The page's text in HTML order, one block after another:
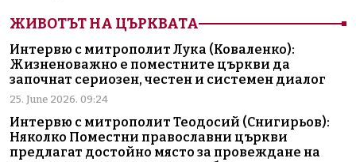
ЖИВОТЪТ НА ЦЪРКВАТА
Интервю с митрополит Лука (Коваленко):
Жизненоважно е поместните църкви да
започнат сериозен, честен и системен диалог
25. June 2026. 09:24
Интервю с митрополит Теодосий (Снигирьов):
Няколко Поместни православни църкви
предлагат достойно място за провеждане на